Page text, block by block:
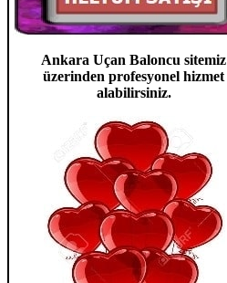
Ankara Uçan Baloncu sitemiz
üzerinden profesyonel hizmet
alabilirsiniz.